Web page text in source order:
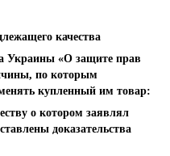
качества
Украины «О защите прав
по которым
купленный им товар:
о котором заявлял
доказательства